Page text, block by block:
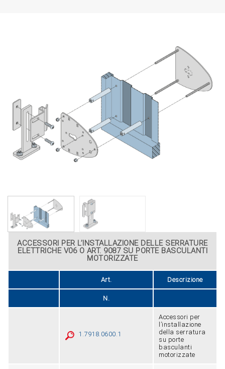
ACCESSORI PER L’INSTALLAZIONE DELLE SERRATURE
ELETTRICHE V06 O ART. 9087 SU PORTE BASCULANTI
MOTORIZZATE
Art. Descrizione
N.
1.7918.0600.1
Accessori per
l’installazione
della serratura
su porte
basculanti
motorizzate